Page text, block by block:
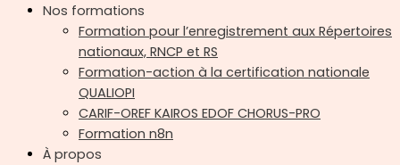
Nos formations
Formation pour l’enregistrement aux Répertoires
nationaux, RNCP et RS
Formation-action à la certification nationale
QUALIOPI
CARIF-OREF KAIROS EDOF CHORUS-PRO
Formation n8n
À propos